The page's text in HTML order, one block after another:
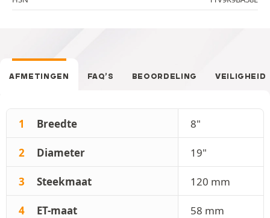
AFMETINGEN FAQ’S BEOORDELING VEILIGHEID
1 Breedte 8"
2 Diameter 19"
3 Steekmaat 120 mm
4 ET-maat 58 mm